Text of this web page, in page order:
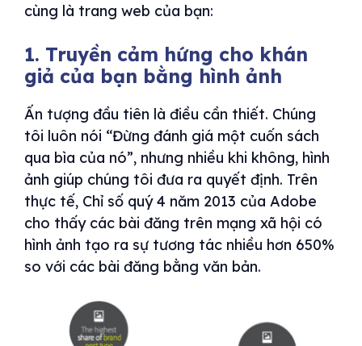
cùng là trang web của bạn:
1. Truyền cảm hứng cho khán
giả của bạn bằng hình ảnh
Ấn tượng đầu tiên là điều cần thiết. Chúng
tôi luôn nói “Đừng đánh giá một cuốn sách
qua bìa của nó”, nhưng nhiều khi không, hình
ảnh giúp chúng tôi đưa ra quyết định. Trên
thực tế, Chỉ số quý 4 năm 2013 của Adobe
cho thấy các bài đăng trên mạng xã hội có
hình ảnh tạo ra sự tương tác nhiều hơn 650%
so với các bài đăng bằng văn bản.